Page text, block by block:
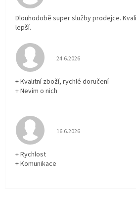
Dlouhodobě super služby prodejce.
lepší.
Hodnocení obchodu je 5 z
24.6.2026
+ Kvalitní zboží, rychlé doručení
+ Nevím o nich
Hodnocení obchodu je 5 z
16.6.2026
+ Rychlost
+ Komunikace